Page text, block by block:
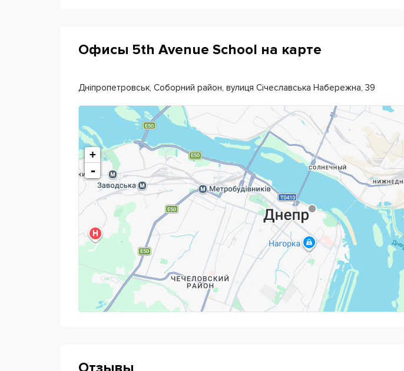
изучать язык по универсальной программе или адаптированной под
Кроме того,5th Avenue Schoolпомогает поступить в учебные заведения
Мальты.
Изучайте английский язык в Украине, достигайте уверенного уровня
образование в лучших государственных и частных ВУЗах мира.
Офисы 5th Avenue School на карте
Дніпропетровськ, Соборний район, вулиця Січеславська Набережна, 39
+
-